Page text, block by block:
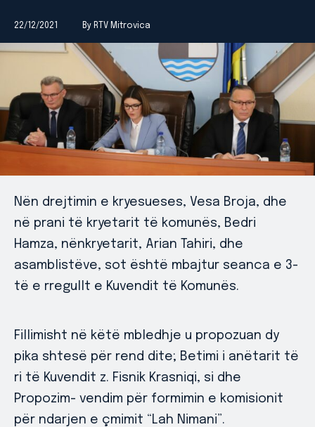
22/12/2021 By RTV Mitrovica
Nën drejtimin e kryesueses, Vesa Broja, dhe
në prani të kryetarit të komunës, Bedri
Hamza, nënkryetarit, Arian Tahiri, dhe
asamblistëve, sot është mbajtur seanca e 3-
të e rregullt e Kuvendit të Komunës.
Fillimisht në këtë mbledhje u propozuan dy
pika shtesë për rend dite; Betimi i anëtarit të
ri të Kuvendit z. Fisnik Krasniqi, si dhe
Propozim- vendim për formimin e komisionit
për ndarjen e çmimit “Lah Nimani”.